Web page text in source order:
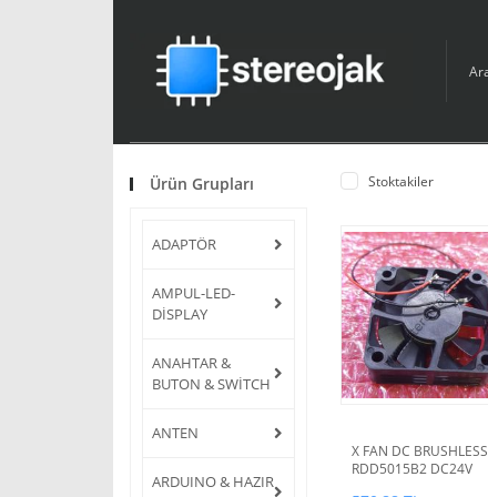
Ürün Grupları
ADAPTÖR
AMPUL-LED-
DİSPLAY
ANAHTAR &
BUTON & SWİTCH
ANTEN
ARDUINO & HAZIR
Stoktakiler
X FAN DC BRUSHLESS
RDD5015B2 DC24V